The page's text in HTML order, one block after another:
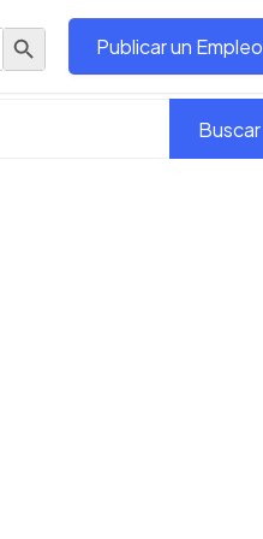
Botón de búsqueda
Publicar un Empleo